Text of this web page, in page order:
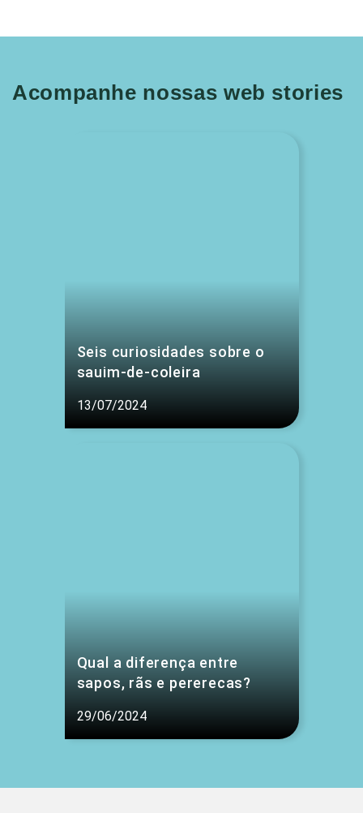
Acompanhe nossas web stories
Seis curiosidades sobre o
sauim-de-coleira
13/07/2024
Qual a diferença entre
sapos, rãs e pererecas?
29/06/2024